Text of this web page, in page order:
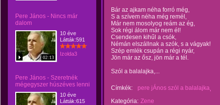
Pere János - Nincs már
dalom
02:13
10 éve
Látták:591
Izolda3
Pere János - Szeretnék
mégegyszer húszéves lenni
10 éve
Látták:615
Bár az ajkam néha forró még,
S a szívem néha még remél,
Már nem mosolyog reám az ég,
Sok régi álom már nem él!
Csendesen kihűl a csók,
Némán elszállnak a szók, s a vágyak!
Szép emlék csupán a régi nyár,
Jön már az ősz, jön már a tél.
Szól a balalajka,...
Címkék:
pere jÁnos szól a balalajka
Kategória: Zene